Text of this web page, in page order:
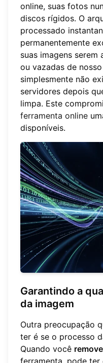
online, suas fotos
discos rígidos. O
processado
permanentemente
suas imagens serem
ou vazadas de
simplesmente não
servidores depois
limpa. Este
ferramenta online
disponíveis.
Garantindo a
da imagem
Outra preocupação
ter é se o processo
Quando você
ferramenta, pode ter